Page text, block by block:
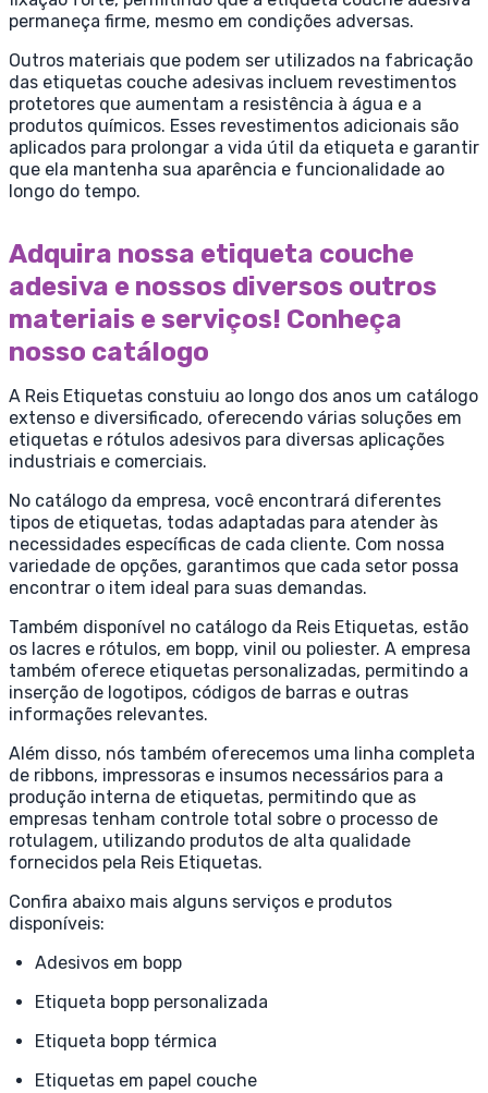
permaneça firme, mesmo em condições adversas.
Outros materiais que podem ser utilizados na fabricação
das etiquetas couche adesivas incluem revestimentos
protetores que aumentam a resistência à água e a
produtos químicos. Esses revestimentos adicionais são
aplicados para prolongar a vida útil da etiqueta e garantir
que ela mantenha sua aparência e funcionalidade ao
longo do tempo.
Adquira nossa etiqueta couche
adesiva e nossos diversos outros
materiais e serviços! Conheça
nosso catálogo
A Reis Etiquetas constuiu ao longo dos anos um catálogo
extenso e diversificado, oferecendo várias soluções em
etiquetas e rótulos adesivos para diversas aplicações
industriais e comerciais.
No catálogo da empresa, você encontrará diferentes
tipos de etiquetas, todas adaptadas para atender às
necessidades específicas de cada cliente. Com nossa
variedade de opções, garantimos que cada setor possa
encontrar o item ideal para suas demandas.
Também disponível no catálogo da Reis Etiquetas, estão
os lacres e rótulos, em bopp, vinil ou poliester. A empresa
também oferece etiquetas personalizadas, permitindo a
inserção de logotipos, códigos de barras e outras
informações relevantes.
Além disso, nós também oferecemos uma linha completa
de ribbons, impressoras e insumos necessários para a
produção interna de etiquetas, permitindo que as
empresas tenham controle total sobre o processo de
rotulagem, utilizando produtos de alta qualidade
fornecidos pela Reis Etiquetas.
Confira abaixo mais alguns serviços e produtos
disponíveis:
Adesivos em bopp
Etiqueta bopp personalizada
Etiqueta bopp térmica
Etiquetas em papel couche